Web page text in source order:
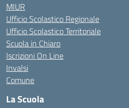
MIUR
Ufficio Scolastico Regionale
Ufficio Scolastico Territoriale
Scuola in Chiaro
Iscrizioni On Line
Invalsi
Comune
La Scuola